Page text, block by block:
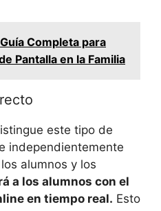
Guía Completa para
Pantalla en la Familia
este tipo de
independientemente
alumnos y los
a los alumnos con el
en tiempo real. Esto